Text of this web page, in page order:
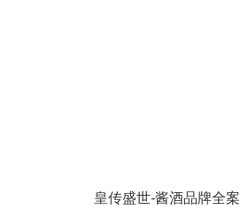
皇传盛世-酱酒品牌全案